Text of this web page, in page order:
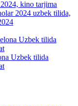
kino tarjima
2024 uzbek tilida,
Uzbek tilida